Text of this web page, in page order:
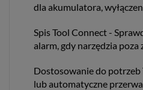
dla akumulatora,
Spis Tool Connect -
alarm, gdy narzędzia
Dostosowanie do potrzeb
lub automatyczne